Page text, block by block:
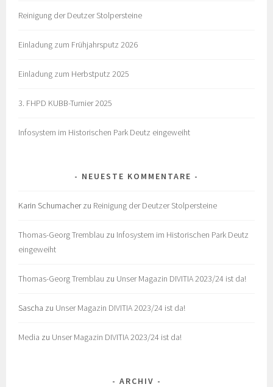
Reinigung der Deutzer Stolpersteine
Einladung zum Frühjahrsputz 2026
Einladung zum Herbstputz 2025
3. FHPD KUBB-Turnier 2025
Infosystem im Historischen Park Deutz eingeweiht
NEUESTE KOMMENTARE
Karin Schumacherzu Reinigung der Deutzer Stolpersteine
Thomas-Georg Tremblau zu Infosystem im Historischen Park Deutz
eingeweiht
Thomas-Georg Tremblau zu Unser Magazin DIVITIA 2023/24 ist da!
Sascha zu Unser Magazin DIVITIA 2023/24 ist da!
Media zu Unser Magazin DIVITIA 2023/24 ist da!
ARCHIV